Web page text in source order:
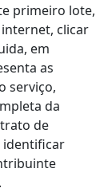
primeiro lote,
clicar
em
as
serviço,
da
de
identificar
.